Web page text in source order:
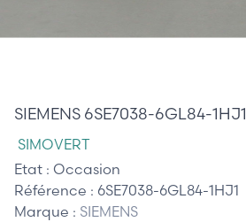
SIEMENS 6SE7038-6GL84-1HJ1
SIMOVERT
Etat : Occasion
Référence : 6SE7038-6GL84-1HJ1
Marque : SIEMENS